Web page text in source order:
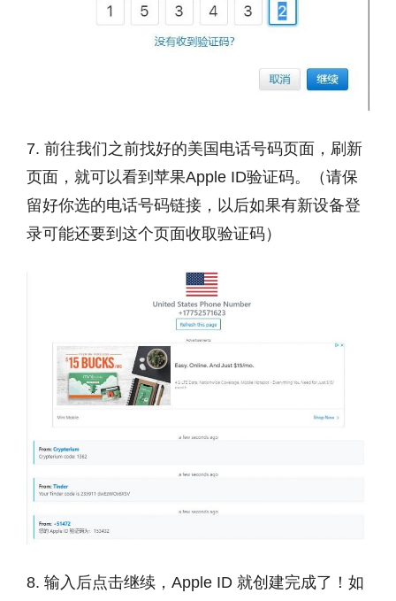
7. 前往我们之前找好的美国电话号码页面，刷新
页面，就可以看到苹果Apple ID验证码。（请保
留好你选的电话号码链接，以后如果有新设备登
录可能还要到这个页面收取验证码）
8. 输入后点击继续，Apple ID 就创建完成了！如